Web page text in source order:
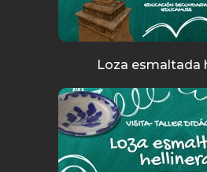
Loza esmaltada